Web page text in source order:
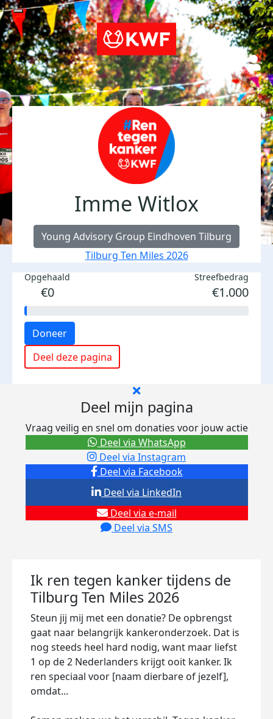
Imme Witlox
Young Advisory Group Eindhoven Tilburg
Tilburg Ten Miles 2026
Opgehaald
€0
Streefbedrag
€1.000
Doneer
Deel deze pagina
Deel mijn pagina
Vraag veilig en snel om donaties voor jouw actie
Deel via Facebook
Deel via Instagram
Deel via e-mail
Deel via SMS
Deel via LinkedIn
Deel via WhatsApp
Ik ren tegen kanker tijdens de
Tilburg Ten Miles 2026
Steun jij mij met een donatie? De opbrengst
gaat naar belangrijk kankeronderzoek. Dat is
nog steeds heel hard nodig, want maar liefst
1 op de 2 Nederlanders krijgt ooit kanker. Ik
ren speciaal voor [naam dierbare of jezelf],
omdat...